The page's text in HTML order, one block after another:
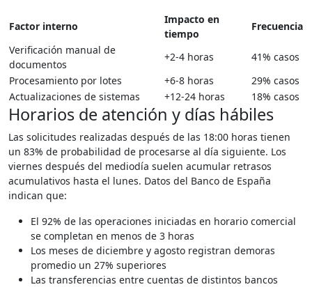
Factor interno
Impacto en
tiempo
Frecuencia
Verificación manual de
documentos
+2-4 horas
41% casos
Procesamiento por lotes
+6-8 horas
29% casos
Actualizaciones de sistemas
+12-24 horas 18% casos
Horarios de atención y días hábiles
Las solicitudes realizadas después de las 18:00 horas tienen
un 83% de probabilidad de procesarse al día siguiente. Los
viernes después del mediodía suelen acumular retrasos
acumulativos hasta el lunes. Datos del Banco de España
indican que:
El 92% de las operaciones iniciadas en horario comercial
se completan en menos de 3 horas
Los meses de diciembre y agosto registran demoras
promedio un 27% superiores
Las transferencias entre cuentas de distintos bancos